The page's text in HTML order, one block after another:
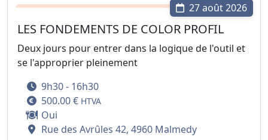
27 août 2026
LES FONDEMENTS DE COLOR PROFIL
Deux jours pour entrer dans la logique de l'outil et
se l'approprier pleinement
9h30 - 16h30
500.00 € HTVA
Oui
Rue des Avrûles 42, 4960 Malmedy